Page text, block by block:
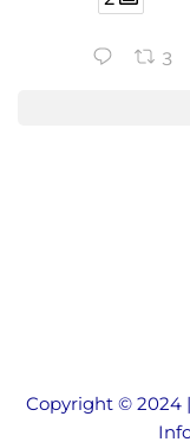
3
Copyright © 2024 |